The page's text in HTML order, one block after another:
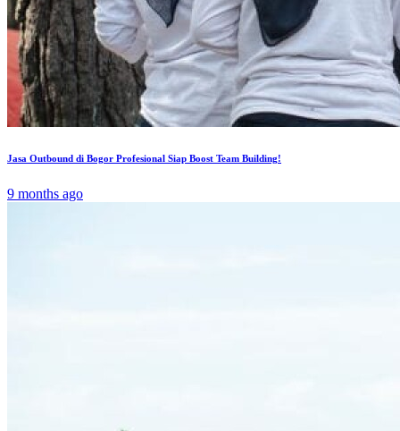
Jasa Outbound di Bogor Profesional Siap Boost Team Building!
9 months ago